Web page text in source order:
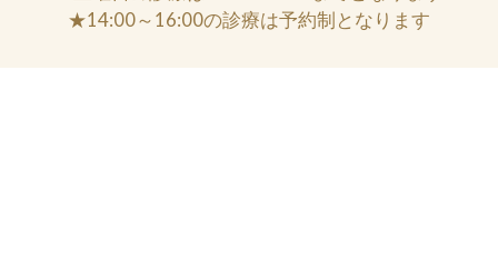
★14:00～16:00の診療は予約制となります